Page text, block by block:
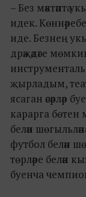
– Без мәктәптә
идек.
иде. Безнең
дрәҗәдәге
җырладым,
ясаган әсәрләр
карарга бөтен
белән
футбол белән
төрләре белән
буенча